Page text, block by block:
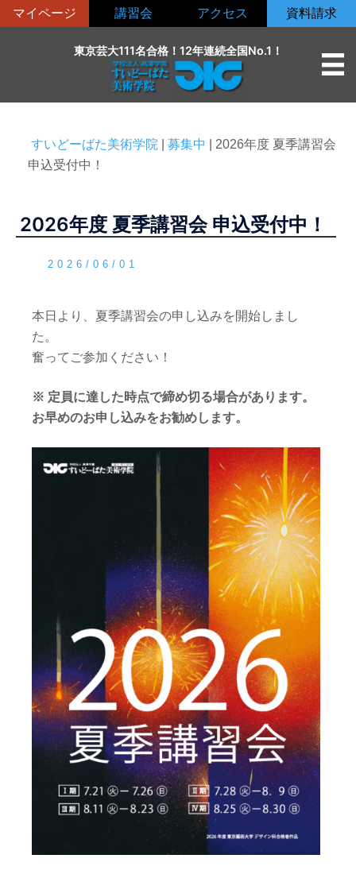
ン
マイページ 講習会 アクセス 資料請求
東京芸大111名合格！12年連続全国No.1！
すいどーばた美術学院 募集中
2026年度 夏季講習会
申込受付中！
2026年度 夏季講習会 申込受付中！
2026/06/01
本日より、夏季講習会の申し込みを開始しまし
た。
奮ってご参加ください！
※ 定員に達した時点で締め切る場合があります。
お早めのお申し込みをお勧めします。